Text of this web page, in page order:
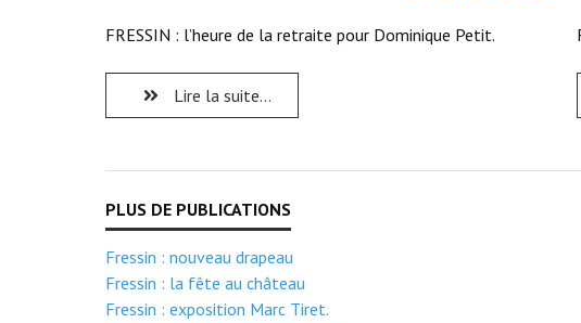
FRESSIN : l’heure de la retraite pour Dominique Petit.
Lire la suite...
Fressin : nouveau drapeau
Fressin : la fête au château
Fressin : exposition Marc Tiret.